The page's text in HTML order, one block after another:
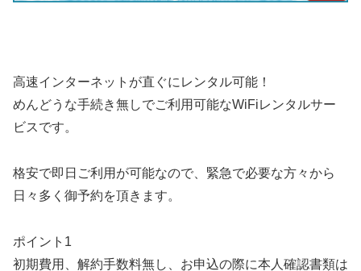
高速インターネットが直ぐにレンタル可能！
めんどうな手続き無しでご利用可能なWiFiレンタルサー
ビスです。
格安で即日ご利用が可能なので、緊急で必要な方々から
日々多く御予約を頂きます。
ポイント1
初期費用、解約手数料無し、お申込の際に本人確認書類は